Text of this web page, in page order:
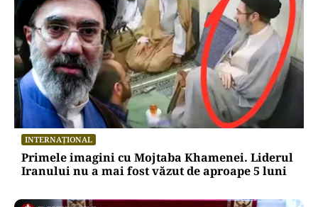
INTERNAȚIONAL
Primele imagini cu Mojtaba Khamenei. Liderul
Iranului nu a mai fost văzut de aproape 5 luni